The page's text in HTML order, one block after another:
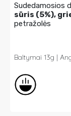
Sudedamosios
sūris (5%),
petražolės
Baltymai 13g |